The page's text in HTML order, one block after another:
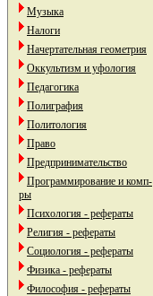
Музыка
Налоги
Начертательная геометрия
Оккультизм и уфология
Педагогика
Полиграфия
Политология
Право
Предпринимательство
Программирование и комп-
ры
Психология - рефераты
Религия - рефераты
Социология - рефераты
Физика - рефераты
Философия - рефераты